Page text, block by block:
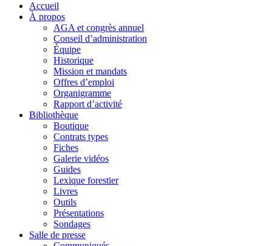
Accueil
À propos
AGA et congrès annuel
Conseil d’administration
Équipe
Historique
Mission et mandats
Offres d’emploi
Organigramme
Rapport d’activité
Bibliothèque
Boutique
Contrats types
Fiches
Galerie vidéos
Guides
Lexique forestier
Livres
Outils
Présentations
Sondages
Salle de presse